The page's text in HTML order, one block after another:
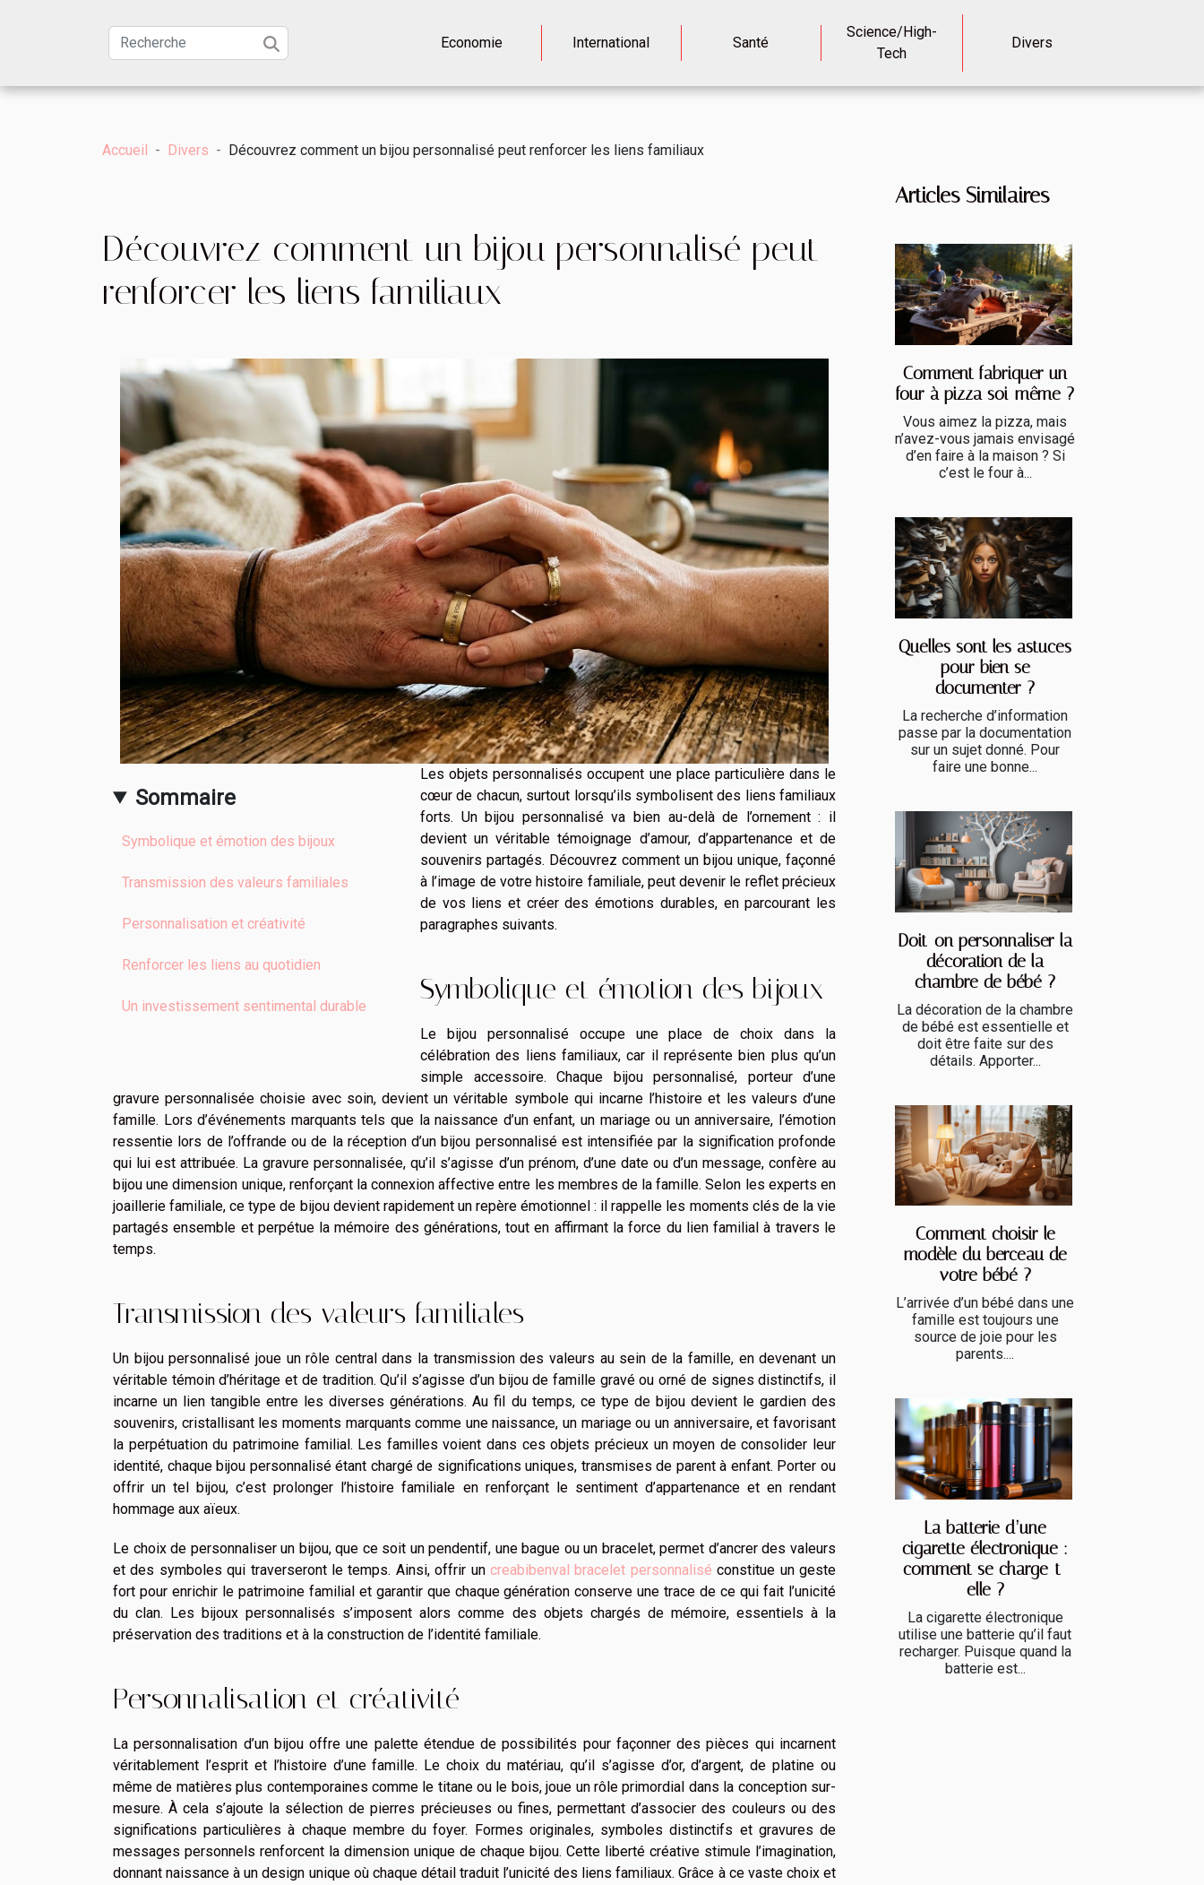
Economie International Santé
Science/High-
Tech
Divers
Accueil Divers Découvrez comment un bijou personnalisé peut renforcer les liens familiaux
Découvrez comment un bijou personnalisé peut
renforcer les liens familiaux
Sommaire
Symbolique et émotion des bijoux
Transmission des valeurs familiales
Personnalisation et créativité
Renforcer les liens au quotidien
Un investissement sentimental durable
Les objets personnalisés occupent une place particulière dans le
cœur de chacun, surtout lorsqu’ils symbolisent des liens familiaux
forts. Un bijou personnalisé va bien au-delà de l’ornement : il
devient un véritable témoignage d’amour, d’appartenance et de
souvenirs partagés. Découvrez comment un bijou unique, façonné
à l’image de votre histoire familiale, peut devenir le reflet précieux
de vos liens et créer des émotions durables, en parcourant les
paragraphes suivants.
Symbolique et émotion des bijoux
Le bijou personnalisé occupe une place de choix dans la
célébration des liens familiaux, car il représente bien plus qu’un
simple accessoire. Chaque bijou personnalisé, porteur d’une
gravure personnalisée choisie avec soin, devient un véritable symbole qui incarne l’histoire et les valeurs d’une
famille. Lors d’événements marquants tels que la naissance d’un enfant, un mariage ou un anniversaire, l’émotion
ressentie lors de l’offrande ou de la réception d’un bijou personnalisé est intensifiée par la signification profonde
qui lui est attribuée. La gravure personnalisée, qu’il s’agisse d’un prénom, d’une date ou d’un message, confère au
bijou une dimension unique, renforçant la connexion affective entre les membres de la famille. Selon les experts en
joaillerie familiale, ce type de bijou devient rapidement un repère émotionnel : il rappelle les moments clés de la vie
partagés ensemble et perpétue la mémoire des générations, tout en affirmant la force du lien familial à travers le
temps.
Transmission des valeurs familiales
Un bijou personnalisé joue un rôle central dans la transmission des valeurs au sein de la famille, en devenant un
véritable témoin d’héritage et de tradition. Qu’il s’agisse d’un bijou de famille gravé ou orné de signes distinctifs, il
incarne un lien tangible entre les diverses générations. Au fil du temps, ce type de bijou devient le gardien des
souvenirs, cristallisant les moments marquants comme une naissance, un mariage ou un anniversaire, et favorisant
la perpétuation du patrimoine familial. Les familles voient dans ces objets précieux un moyen de consolider leur
identité, chaque bijou personnalisé étant chargé de significations uniques, transmises de parent à enfant. Porter ou
offrir un tel bijou, c’est prolonger l’histoire familiale en renforçant le sentiment d’appartenance et en rendant
hommage aux aïeux.
Le choix de personnaliser un bijou, que ce soit un pendentif, une bague ou un bracelet, permet d’ancrer des valeurs
et des symboles qui traverseront le temps. Ainsi, offrir un creabibenval bracelet personnalisé constitue un geste
fort pour enrichir le patrimoine familial et garantir que chaque génération conserve une trace de ce qui fait l’unicité
du clan. Les bijoux personnalisés s’imposent alors comme des objets chargés de mémoire, essentiels à la
préservation des traditions et à la construction de l’identité familiale.
Personnalisation et créativité
La personnalisation d’un bijou offre une palette étendue de possibilités pour façonner des pièces qui incarnent
véritablement l’esprit et l’histoire d’une famille. Le choix du matériau, qu’il s’agisse d’or, d’argent, de platine ou
même de matières plus contemporaines comme le titane ou le bois, joue un rôle primordial dans la conception sur-
mesure. À cela s’ajoute la sélection de pierres précieuses ou fines, permettant d’associer des couleurs ou des
significations particulières à chaque membre du foyer. Formes originales, symboles distinctifs et gravures de
messages personnels renforcent la dimension unique de chaque bijou. Cette liberté créative stimule l’imagination,
donnant naissance à un design unique où chaque détail traduit l’unicité des liens familiaux. Grâce à ce vaste choix et
Articles Similaires
Comment fabriquer un
four à pizza soi-même ?
Vous aimez la pizza, mais
n’avez-vous jamais envisagé
d’en faire à la maison ? Si
c’est le four à...
Quelles sont les astuces
pour bien se
documenter ?
La recherche d’information
passe par la documentation
sur un sujet donné. Pour
faire une bonne...
Doit-on personnaliser la
décoration de la
chambre de bébé ?
La décoration de la chambre
de bébé est essentielle et
doit être faite sur des
détails. Apporter...
Comment choisir le
modèle du berceau de
votre bébé ?
L’arrivée d’un bébé dans une
famille est toujours une
source de joie pour les
parents....
La batterie d’une
cigarette électronique :
comment se charge-t-
elle ?
La cigarette électronique
utilise une batterie qu’il faut
recharger. Puisque quand la
batterie est...